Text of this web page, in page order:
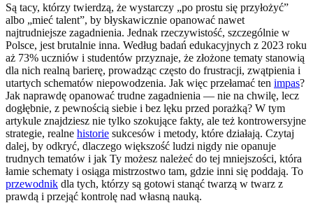
Są tacy, którzy twierdzą, że wystarczy „po prostu się przyłożyć”
albo „mieć talent”, by błyskawicznie opanować nawet
najtrudniejsze zagadnienia. Jednak rzeczywistość, szczególnie w
Polsce, jest brutalnie inna. Według badań edukacyjnych z 2023 roku
aż 73% uczniów i studentów przyznaje, że złożone tematy stanowią
dla nich realną barierę, prowadząc często do frustracji, zwątpienia i
utartych schematów niepowodzenia. Jak więc przełamać ten impas?
Jak naprawdę opanować trudne zagadnienia — nie na chwilę, lecz
dogłębnie, z pewnością siebie i bez lęku przed porażką? W tym
artykule znajdziesz nie tylko szokujące fakty, ale też kontrowersyjne
strategie, realne historie sukcesów i metody, które działają. Czytaj
dalej, by odkryć, dlaczego większość ludzi nigdy nie opanuje
trudnych tematów i jak Ty możesz należeć do tej mniejszości, która
łamie schematy i osiąga mistrzostwo tam, gdzie inni się poddają. To
przewodnik dla tych, którzy są gotowi stanąć twarzą w twarz z
prawdą i przejąć kontrolę nad własną nauką.